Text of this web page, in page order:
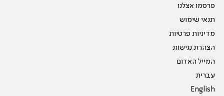
פרסמו אצלנו
תנאי שימוש
מדיניות פרטיות
הצהרת נגישות
המייל האדום
עברית
English